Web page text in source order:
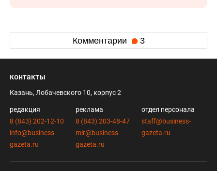
Комментарии 3
контакты
Казань, Лобачевского 10, корпус 2
редакция
8 (843) 202-12-10
info@business-
gazeta.ru
реклама
8 (843) 203-48-47
mir@business-
gazeta.ru
отдел персонала
staff@business-
gazeta.ru